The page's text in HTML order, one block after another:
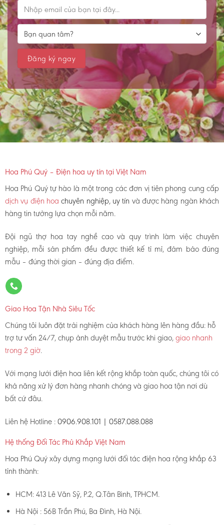
Hoa Phú Quý – Điện hoa uy tín tại Việt Nam
Hoa Phú Quý tự hào là một trong các đơn vị tiên phong cung cấp
dịch vụ điện hoachuyên nghiệp, uy tín và được hàng ngàn khách
hàng tin tưởng lựa chọn mỗi năm.
Đội ngũ thợ hoa tay nghề cao và quy trình làm việc chuyên
nghiệp, mỗi sản phẩm đều được thiết kế tỉ mỉ, đảm bảo đúng
mẫu – đúng thời gian – đúng địa điểm.
Giao Hoa Tận Nhà Siêu Tốc
Chúng tôi luôn đặt trải nghiệm của khách hàng lên hàng đầu: hỗ
trợ tư vấn 24/7, chụp ảnh duyệt mẫu trước khi giao,giao nhanh
trong 2 giờ.
Với mạng lưới điện hoa liên kết rộng khắp toàn quốc, chúng tôi có
khả năng xử lý đơn hàng nhanh chóng và giao hoa tận nơi dù
bất cứ đâu.
Liên hệ Hotline : 0906.908.101 | 0587.088.088
Hệ thống Đối Tác Phủ Khắp Việt Nam
Hoa Phú Quý xây dựng mạng lưới đối tác điện hoa rộng khắp 63
tỉnh thành:
HCM: 413 Lê Văn Sỹ, P.2, Q.Tân Bình, TPHCM.
Hà Nội : 56B Trần Phú, Ba Đình, Hà Nội.